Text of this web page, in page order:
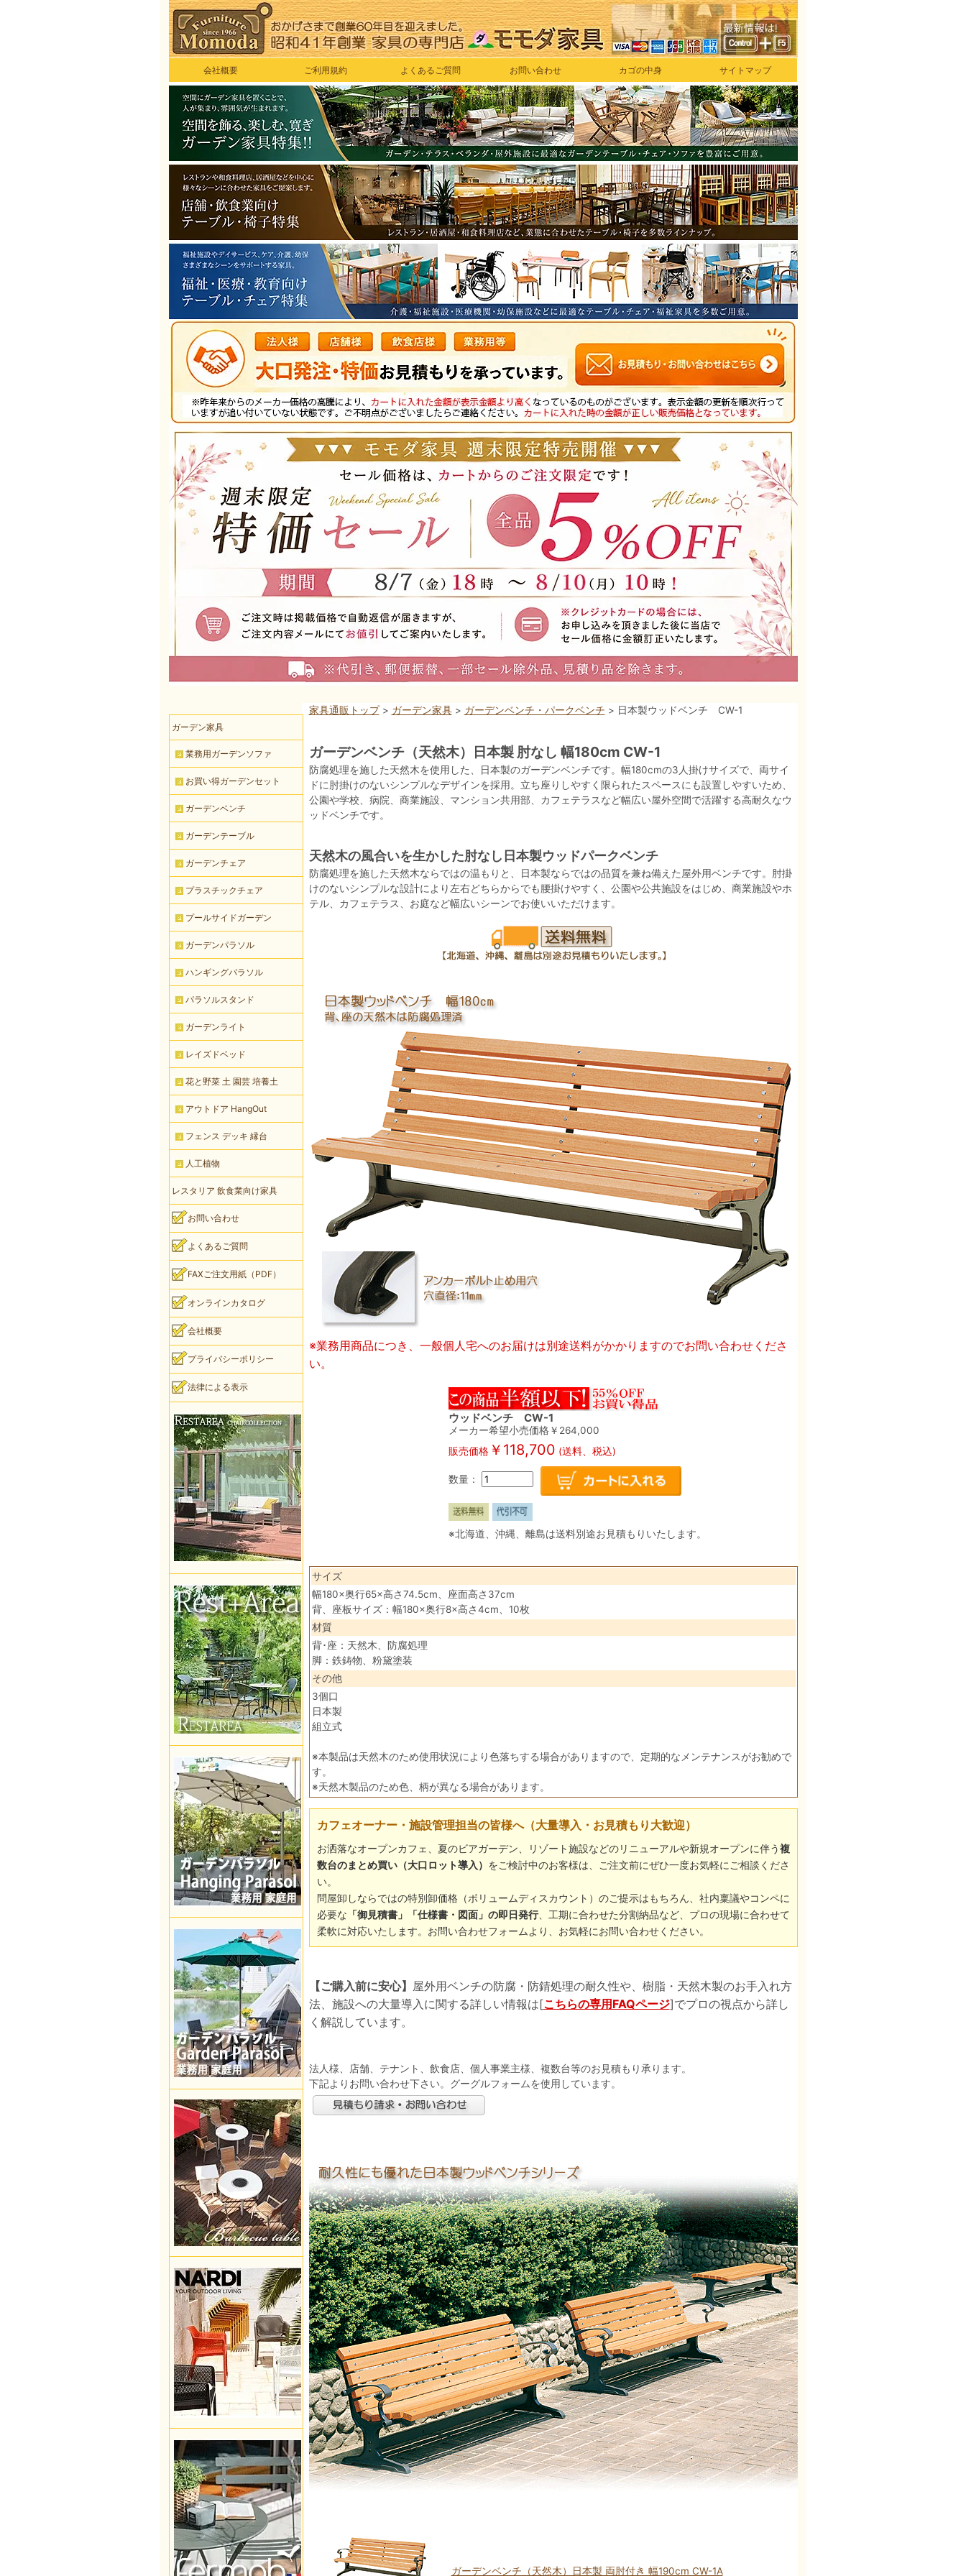
会社概要 ご利用規約 よくあるご質問 お問い合わせ カゴの中身 サイトマップ
家具通販トップ> ガーデン家具> ガーデンベンチ・パークベンチ > 日本製ウッドベンチ CW-1
ガーデンベンチ（天然木）日本製 肘なし 幅180cm CW-1
防腐処理を施した天然木を使用した、日本製のガーデンベンチです。幅180cmの3人掛けサイズで、両サイ
ドに肘掛けのないシンプルなデザインを採用。立ち座りしやすく限られたスペースにも設置しやすいため、
公園や学校、病院、商業施設、マンション共用部、カフェテラスなど幅広い屋外空間で活躍する高耐久なウ
ッドベンチです。
天然木の風合いを生かした肘なし日本製ウッドパークベンチ
防腐処理を施した天然木ならではの温もりと、日本製ならではの品質を兼ね備えた屋外用ベンチです。肘掛
けのないシンプルな設計により左右どちらからでも腰掛けやすく、公園や公共施設をはじめ、商業施設やホ
テル、カフェテラス、お庭など幅広いシーンでお使いいただけます。
※業務用商品につき、一般個人宅へのお届けは別途送料がかかりますのでお問い合わせくださ
い。
ウッドベンチ CW-1
メーカー希望小売価格￥ 264,000
販売価格￥ 118,700 (送料、税込)
数量：
※北海道、沖縄、離島は送料別途お見積もりいたします。
サイズ
幅180×奥行65×高さ74.5cm、座面高さ37cm
背、座板サイズ：幅180×奥行8×高さ4cm、10枚
材質
背･座：天然木、防腐処理
脚：鉄鋳物、粉黛塗装
その他
3個口
日本製
組立式
※本製品は天然木のため使用状況により色落ちする場合がありますので、定期的なメンテナンスがお勧めで
す。
※天然木製品のため色、柄が異なる場合があります。
カフェオーナー・施設管理担当の皆様へ（大量導入・お見積もり大歓迎）
お洒落なオープンカフェ、夏のビアガーデン、リゾート施設などのリニューアルや新規オープンに伴う複
数台のまとめ買い（大口ロット導入） をご検討中のお客様は、ご注文前にぜひ一度お気軽にご相談くださ
い。
問屋卸しならではの特別卸価格（ボリュームディスカウント）のご提示はもちろん、社内稟議やコンペに
必要な 「御見積書」「仕様書・図面」の即日発行、工期に合わせた分割納品など、プロの現場に合わせて
柔軟に対応いたします。お問い合わせフォームより、お気軽にお問い合わせください。
【ご購入前に安心】 屋外用ベンチの防腐・防錆処理の耐久性や、樹脂・天然木製のお手入れ方
法、施設への大量導入に関する詳しい情報は[こちらの専用FAQページ]でプロの視点から詳し
く解説しています。
法人様、店舗、テナント、飲食店、個人事業主様、複数台等のお見積もり承ります。
下記よりお問い合わせ下さい。グーグルフォームを使用しています。
ガーデンベンチ（天然木）日本製 両肘付き 幅190cm CW-1A
ガーデン家具
業務用ガーデンソファ
お買い得ガーデンセット
ガーデンベンチ
ガーデンテーブル
ガーデンチェア
プラスチックチェア
プールサイドガーデン
ガーデンパラソル
ハンギングパラソル
パラソルスタンド
ガーデンライト
レイズドベッド
花と野菜 土 園芸 培養土
アウトドア HangOut
フェンス デッキ 縁台
人工植物
レスタリア 飲食業向け家具
お問い合わせ
よくあるご質問
FAXご注文用紙（PDF）
オンラインカタログ
会社概要
プライバシーポリシー
法律による表示